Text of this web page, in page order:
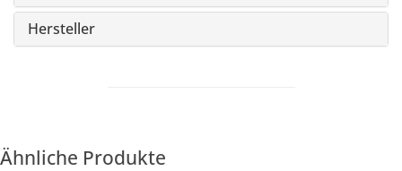
Hersteller
Ähnliche Produkte